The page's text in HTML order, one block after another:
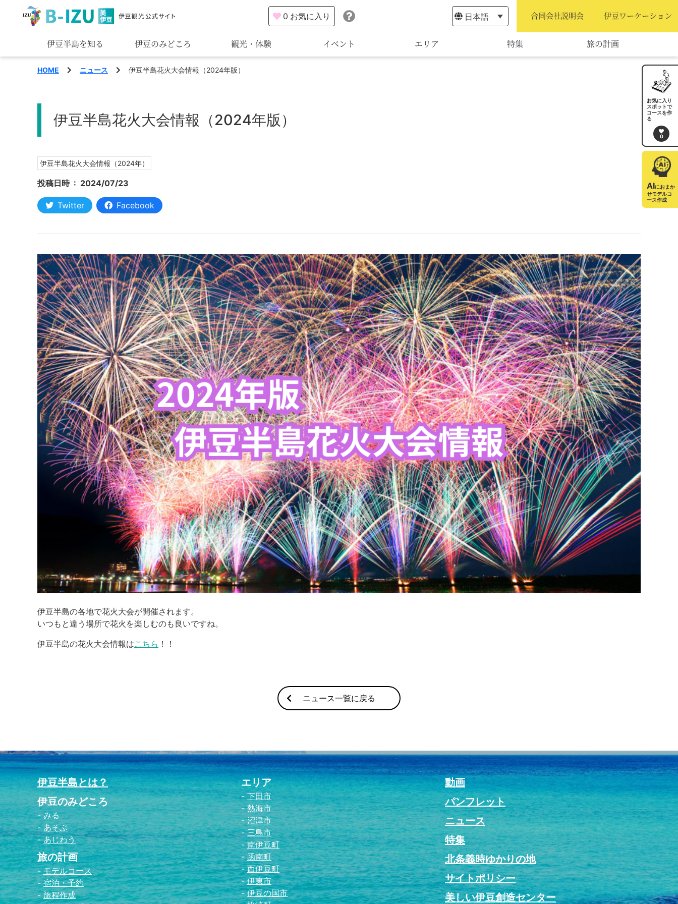
伊豆半島を知る 伊豆のみどころ
みる
あじわう
観光・体験 イベント エリア 特集 旅の計画
AIルートプランナー
日本語 合同会社説明会 伊豆ワーケーション
0 お気に入り
HOME ニュース 伊豆半島花火大会情報（2024年版）
伊豆半島花火大会情報（2024年版）
伊豆半島花火大会情報（2024年）
投稿日時 : 2024/07/23
Twitter Facebook
伊豆半島の各地で花火大会が開催されます。
いつもと違う場所で花火を楽しむのも良いですね。
伊豆半島の花火大会情報はこちら ！！
ニュース一覧に戻る
お気に入り
スポットで
コースを作
る
0
AIにおまか
せモデルコ
ース作成
伊豆半島とは？
伊豆のみどころ
みる
あそぶ
あじわう
旅の計画
モデルコース
宿泊・予約
旅程作成
エリア
下田市
熱海市
沼津市
三島市
南伊豆町
函南町
西伊豆町
伊東市
伊豆の国市
動画
パンフレット
ニュース
特集
北条義時ゆかりの地
サイトポリシー
美しい伊豆創造センター